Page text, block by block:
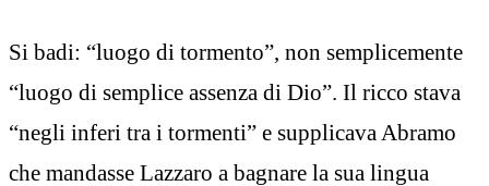
Si badi: “luogo di tormento”, non semplicemente
“luogo di semplice assenza di Dio”. Il ricco stava
“negli inferi tra i tormenti” e supplicava Abramo
che mandasse Lazzaro a bagnare la sua lingua